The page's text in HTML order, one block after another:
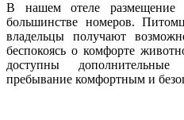
В нашем отеле
большинстве номеров.
владельцы получают
беспокоясь о комфорте
доступны
пребывание комфортным и